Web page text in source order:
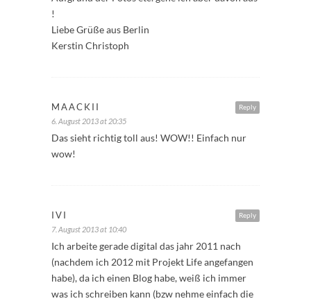
!
Liebe Grüße aus Berlin
Kerstin Christoph
Reply
MAACKII
6. August 2013 at 20:35
Das sieht richtig toll aus! WOW!! Einfach nur
wow!
Reply
IVI
7. August 2013 at 10:40
Ich arbeite gerade digital das jahr 2011 nach
(nachdem ich 2012 mit Projekt Life angefangen
habe), da ich einen Blog habe, weiß ich immer
was ich schreiben kann (bzw nehme einfach die